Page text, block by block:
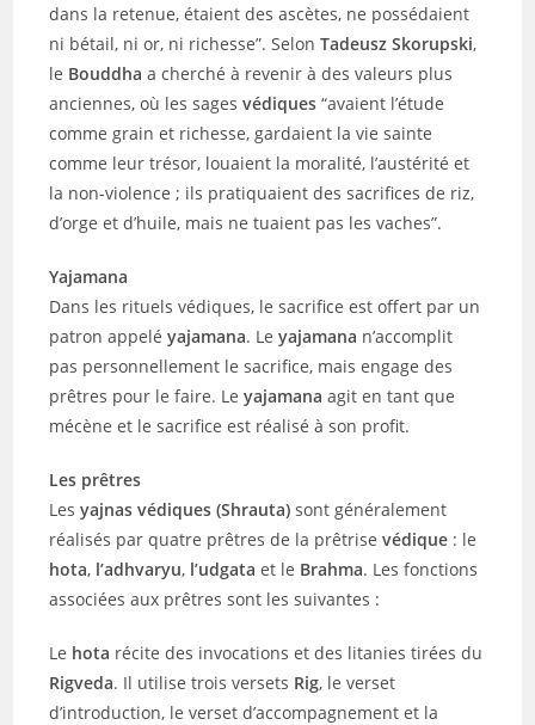
dans la retenue, étaient des ascètes, ne possédaient
ni bétail, ni or, ni richesse”. SelonTadeusz Skorupski,
le Bouddha a cherché à revenir à des valeurs plus
anciennes, où les sagesvédiques “avaient l’étude
comme grain et richesse, gardaient la vie sainte
comme leur trésor, louaient la moralité, l’austérité et
la non-violence ; ils pratiquaient des sacrifices de riz,
d’orge et d’huile, mais ne tuaient pas les vaches”.
Yajamana
Dans les rituels védiques, le sacrifice est offert par un
patron appelé yajamana. Leyajamana n’accomplit
pas personnellement le sacrifice, mais engage des
prêtres pour le faire. Leyajamana agit en tant que
mécène et le sacrifice est réalisé à son profit.
Les prêtres
Lesyajnas védiques (Shrauta)sont généralement
réalisés par quatre prêtres de la prêtrisevédique : le
hota, l’adhvaryu, l’udgata et le Brahma. Les fonctions
associées aux prêtres sont les suivantes :
Le hota récite des invocations et des litanies tirées du
Rigveda. Il utilise trois versets Rig, le verset
d’introduction, le verset d’accompagnement et la